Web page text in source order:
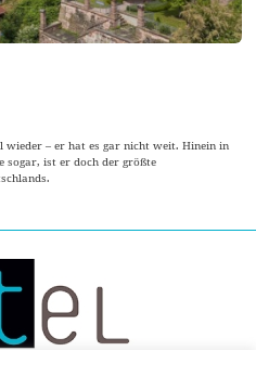
wieder – er hat es gar nicht weit. Hinein in
sogar, ist er doch der größte